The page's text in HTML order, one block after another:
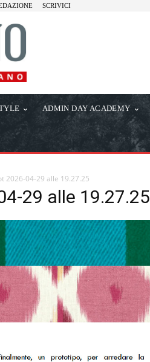
SCRIVICI
ADMIN DAY ACADEMY
2026-04-29 alle 19.27.25
29 alle 19.27.25